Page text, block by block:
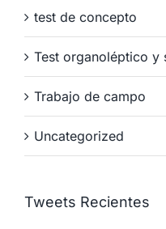
test de concepto
Test organoléptico y
Trabajo de campo
Uncategorized
Tweets Recientes